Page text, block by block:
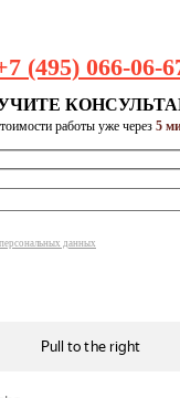
(495) 066-06-
работы уже через 5
данных